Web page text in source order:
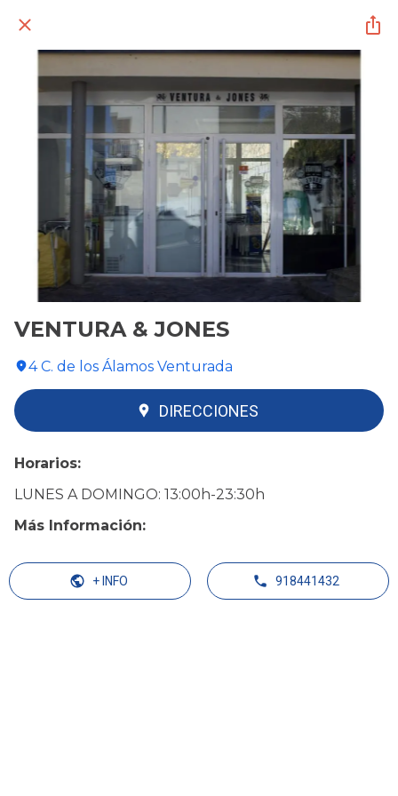
VENTURA & JONES
4 C. de los Álamos Venturada
DIRECCIONES
Horarios:
LUNES A DOMINGO: 13:00h-23:30h
Más Información:
+ INFO 918441432